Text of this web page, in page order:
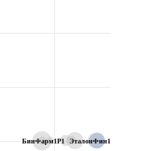
ЭталонФин1
БинФарм1P1